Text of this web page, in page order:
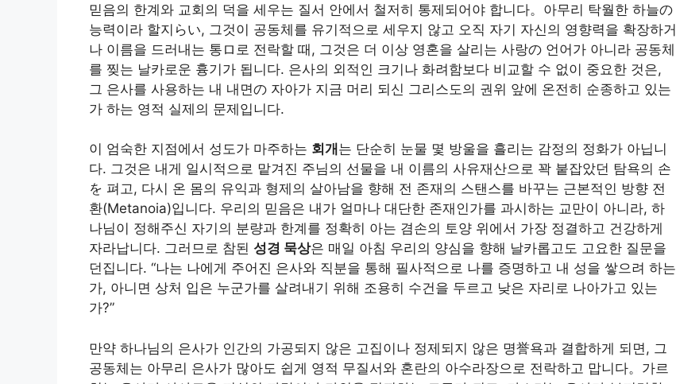
믿음의 한계와 교회의 덕을 세우는 질서 안에서 철저히 통제되어야 합니다。아무리 탁월한 하늘の
능력이라 할지らい, 그것이 공동체를 유기적으로 세우지 않고 오직 자기 자신의 영향력을 확장하거
나 이름을 드러내는 통ロ로 전락할 때, 그것은 더 이상 영혼을 살리는 사랑の 언어가 아니라 공동체
를 찢는 날카로운 흉기가 됩니다. 은사의 외적인 크기나 화려함보다 비교할 수 없이 중요한 것은,
그 은사를 사용하는 내 내면の 자아가 지금 머리 되신 그리스도의 권위 앞에 온전히 순종하고 있는
가 하는 영적 실제의 문제입니다.
이 엄숙한 지점에서 성도가 마주하는 회개 는 단순히 눈물 몇 방울을 흘리는 감정의 정화가 아닙니
다. 그것은 내게 일시적으로 맡겨진 주님의 선물을 내 이름의 사유재산으로 꽉 붙잡았던 탐욕의 손
を 펴고, 다시 온 몸의 유익과 형제의 살아남을 향해 전 존재의 스탠스를 바꾸는 근본적인 방향 전
환(Metanoia)입니다. 우리의 믿음은 내가 얼마나 대단한 존재인가를 과시하는 교만이 아니라, 하
나님이 정해주신 자기의 분량과 한계를 정확히 아는 겸손의 토양 위에서 가장 정결하고 건강하게
자라납니다. 그러므로 참된 성경 묵상은 매일 아침 우리의 양심을 향해 날카롭고도 고요한 질문을
던집니다. “나는 나에게 주어진 은사와 직분을 통해 필사적으로 나를 증명하고 내 성을 쌓으려 하는
가, 아니면 상처 입은 누군가를 살려내기 위해 조용히 수건을 두르고 낮은 자리로 나아가고 있는
가?”
만약 하나님의 은사가 인간의 가공되지 않은 고집이나 정제되지 않은 명誉욕과 결합하게 되면, 그
공동체는 아무리 은사가 많아도 쉽게 영적 무질서와 혼란의 아수라장으로 전락하고 맙니다。가르